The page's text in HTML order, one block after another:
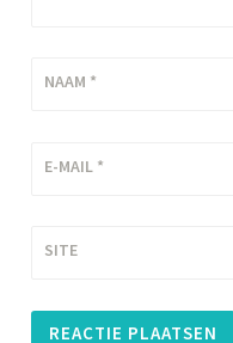
NAAM *
E-MAIL *
SITE